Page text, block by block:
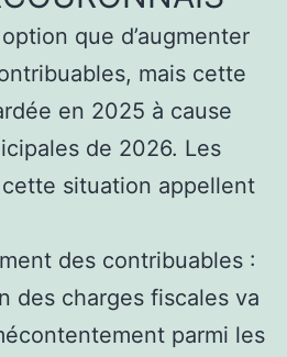
option que d’augmenter
mais cette
en 2025 à cause
de 2026. Les
situation appellent
des contribuables :
des charges fiscales va
parmi les